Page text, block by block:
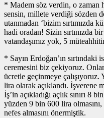
* Madem söz verdin, o zaman
sensin, millete verdiği sözden
utanmadan ‘bizim sırtımızda
hadi oradan! Sizin sırtınızda
vatandaşımız yok, 5
* Sayın Erdoğan’ın
ceremesini biz çekiyoruz.
ücretle geçinmeye
lira olarak açıklandı.
İş’in açıkladığı açlık sınırı 8
yüzden 9 bin 600 lira
nefes almasını önermiştik.